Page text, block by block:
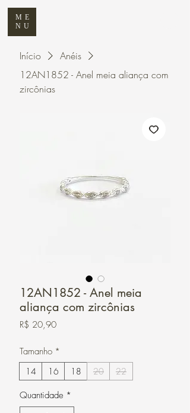
ME
NU
Início
Anéis
12AN1852 - Anel meia aliança com
zircônias
12AN1852 - Anel meia
aliança com zircônias
R$ 20,90Preço
Tamanho *
14 16 18 20 22
Quantidade *